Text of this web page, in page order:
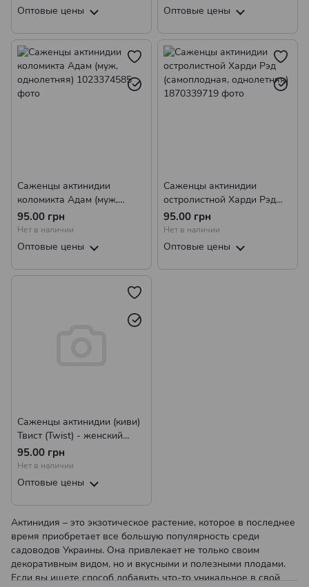
Оптовые цены Оптовые цены
Саженцы актинидии
коломикта Адам (муж,
однолетняя)
95.00 грн
Нет в наличии
Оптовые цены
Саженцы актинидии
остролистной Харди Рэд
(самоплодная, однолетняя)
95.00 грн
Нет в наличии
Оптовые цены
Саженцы актинидии (киви)
Твист (Twist) - женский
сорт, урожайная, сладкая
Р9
95.00 грн
Нет в наличии
Оптовые цены
Актинидия – это экзотическое растение, которое в последнее
время приобретает все большую популярность среди
садоводов Украины. Она привлекает не только своим
декоративным видом, но и вкусными и полезными плодами.
Если вы ищете способ добавить что-то уникальное в свой